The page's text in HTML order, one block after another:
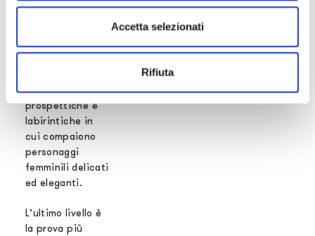
Accetta selezionati
Rifiuta
definito rispetto
gioco, dove
creano illusioni
prospettiche e
labirintiche in
cui compaiono
personaggi
femminili delicati
ed eleganti.
L’ultimo livello è
la prova più